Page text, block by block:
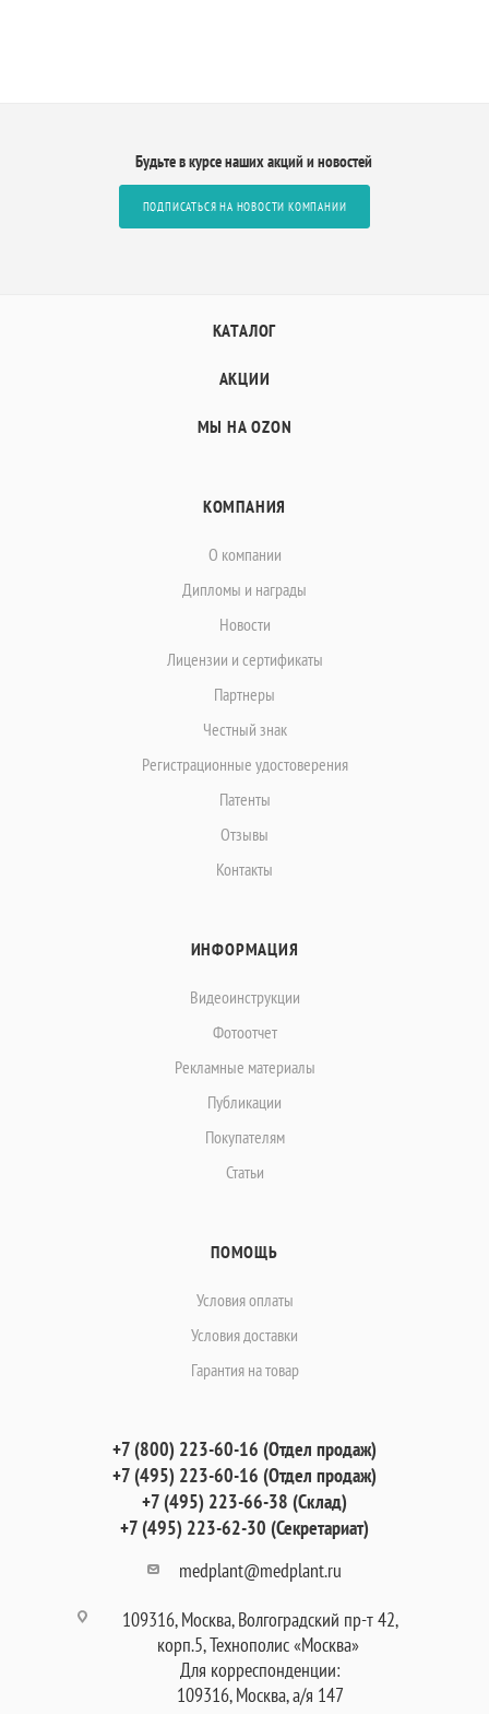
Будьте в курсе наших акций и новостей
ПОДПИСАТЬСЯ НА НОВОСТИ КОМПАНИИ
КАТАЛОГ
АКЦИИ
МЫ НА OZON
КОМПАНИЯ
О компании
Дипломы и награды
Новости
Лицензии и сертификаты
Партнеры
Честный знак
Регистрационные удостоверения
Патенты
Отзывы
Контакты
ИНФОРМАЦИЯ
Видеоинструкции
Фотоотчет
Рекламные материалы
Публикации
Покупателям
Статьи
ПОМОЩЬ
Условия оплаты
Условия доставки
Гарантия на товар
+7 (800) 223-60-16 (Отдел продаж)
+7 (495) 223-60-16 (Отдел продаж)
+7 (495) 223-66-38 (Склад)
+7 (495) 223-62-30 (Секретариат)
medplant@medplant.ru
109316, Москва, Волгоградский пр-т 42,
корп.5, Технополис «Москва»
Для корреспонденции:
109316, Москва, а/я 147